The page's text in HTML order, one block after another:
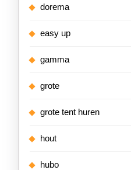
dorema
easy up
gamma
grote
grote tent huren
hout
hubo